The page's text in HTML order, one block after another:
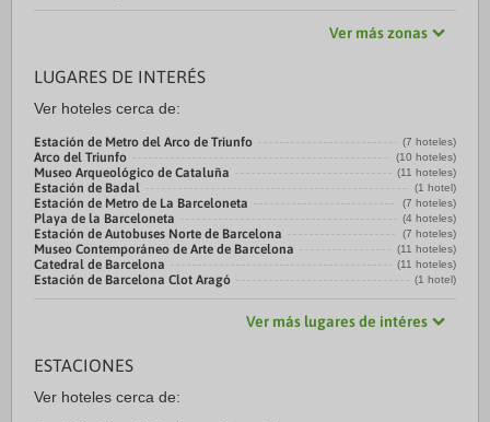
Ver más zonas
LUGARES DE INTERÉS
Ver hoteles cerca de:
Estación de Metro del Arco de Triunfo (7 hoteles)
Arco del Triunfo (10 hoteles)
Museo Arqueológico de Cataluña (11 hoteles)
Estación de Badal (1 hotel)
Estación de Metro de La Barceloneta (7 hoteles)
Playa de la Barceloneta (4 hoteles)
Estación de Autobuses Norte de Barcelona (7 hoteles)
Museo Contemporáneo de Arte de Barcelona (11 hoteles)
Catedral de Barcelona (11 hoteles)
Estación de Barcelona Clot Aragó (1 hotel)
Ver más lugares de intéres
ESTACIONES
Ver hoteles cerca de: